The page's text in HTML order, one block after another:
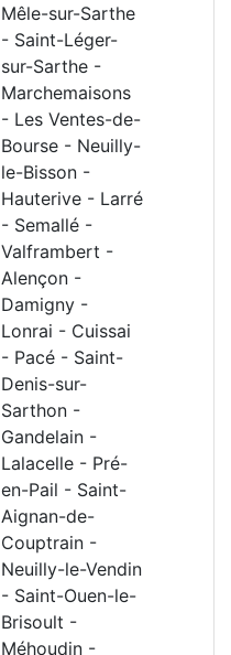
Mêle-sur-Sarthe
- Saint-Léger-
sur-Sarthe -
Marchemaisons
- Les Ventes-de-
Bourse - Neuilly-
le-Bisson -
Hauterive - Larré
- Semallé -
Valframbert -
Alençon -
Damigny -
Lonrai - Cuissai
- Pacé - Saint-
Denis-sur-
Sarthon -
Gandelain -
Lalacelle - Pré-
en-Pail - Saint-
Aignan-de-
Couptrain -
Neuilly-le-Vendin
- Saint-Ouen-le-
Brisoult -
Méhoudin -